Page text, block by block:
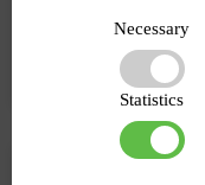
Odpowiedz
Necessary
Statistics